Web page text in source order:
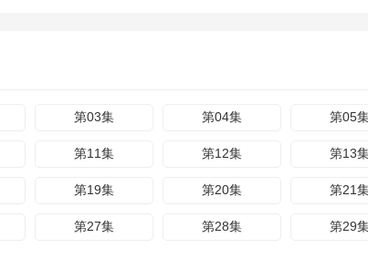
第03集 第04集 第05
第11集 第12集 第13
第19集 第20集 第21
第27集 第28集 第29